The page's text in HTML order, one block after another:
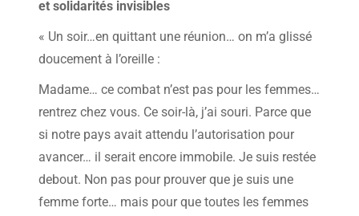
et solidarités invisibles
« Un soir…en quittant une réunion… on m’a glissé
doucement à l’oreille :
Madame… ce combat n’est pas pour les femmes…
rentrez chez vous. Ce soir-là, j’ai souri. Parce que
si notre pays avait attendu l’autorisation pour
avancer… il serait encore immobile. Je suis restée
debout. Non pas pour prouver que je suis une
femme forte… mais pour que toutes les femmes